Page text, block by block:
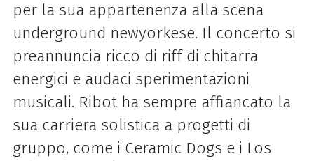
per la sua appartenenza alla scena
underground newyorkese. Il concerto si
preannuncia ricco di riff di chitarra
energici e audaci sperimentazioni
musicali. Ribot ha sempre affiancato la
sua carriera solistica a progetti di
gruppo, come i Ceramic Dogs e i Los